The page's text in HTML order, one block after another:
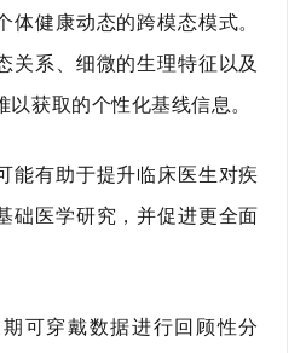
健康动态的跨模态模式。
关系、细微的生理特征以及
获取的个性化基线信息。
能有助于提升临床医生对疾
础医学研究，并促进更全面
可穿戴数据进行回顾性分